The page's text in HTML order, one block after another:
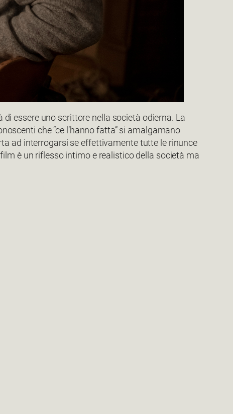
essere uno scrittore nella società odierna. La
che “ce l’hanno fatta” si amalgamano
ad interrogarsi se effettivamente tutte le rinunce
è un riflesso intimo e realistico della società ma